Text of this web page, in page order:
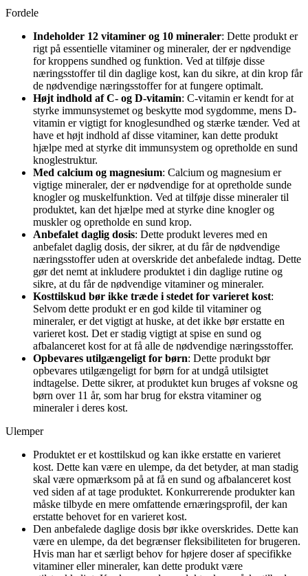
Fordele
Indeholder 12 vitaminer og 10 mineraler: Dette produkt er
rigt på essentielle vitaminer og mineraler, der er nødvendige
for kroppens sundhed og funktion. Ved at tilføje disse
næringsstoffer til din daglige kost, kan du sikre, at din krop får
de nødvendige næringsstoffer for at fungere optimalt.
Højt indhold af C- og D-vitamin: C-vitamin er kendt for at
styrke immunsystemet og beskytte mod sygdomme, mens D-
vitamin er vigtigt for knoglesundhed og stærke tænder. Ved at
have et højt indhold af disse vitaminer, kan dette produkt
hjælpe med at styrke dit immunsystem og opretholde en sund
knoglestruktur.
Med calcium og magnesium: Calcium og magnesium er
vigtige mineraler, der er nødvendige for at opretholde sunde
knogler og muskelfunktion. Ved at tilføje disse mineraler til
produktet, kan det hjælpe med at styrke dine knogler og
muskler og opretholde en sund krop.
Anbefalet daglig dosis: Dette produkt leveres med en
anbefalet daglig dosis, der sikrer, at du får de nødvendige
næringsstoffer uden at overskride det anbefalede indtag. Dette
gør det nemt at inkludere produktet i din daglige rutine og
sikre, at du får de nødvendige vitaminer og mineraler.
Kosttilskud bør ikke træde i stedet for varieret kost:
Selvom dette produkt er en god kilde til vitaminer og
mineraler, er det vigtigt at huske, at det ikke bør erstatte en
varieret kost. Det er stadig vigtigt at spise en sund og
afbalanceret kost for at få alle de nødvendige næringsstoffer.
Opbevares utilgængeligt for børn: Dette produkt bør
opbevares utilgængeligt for børn for at undgå utilsigtet
indtagelse. Dette sikrer, at produktet kun bruges af voksne og
børn over 11 år, som har brug for ekstra vitaminer og
mineraler i deres kost.
Ulemper
Produktet er et kosttilskud og kan ikke erstatte en varieret
kost. Dette kan være en ulempe, da det betyder, at man stadig
skal være opmærksom på at få en sund og afbalanceret kost
ved siden af at tage produktet. Konkurrerende produkter kan
måske tilbyde en mere omfattende ernæringsprofil, der kan
erstatte behovet for en varieret kost.
Den anbefalede daglige dosis bør ikke overskrides. Dette kan
være en ulempe, da det begrænser fleksibiliteten for brugeren.
Hvis man har et særligt behov for højere doser af specifikke
vitaminer eller mineraler, kan dette produkt være